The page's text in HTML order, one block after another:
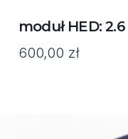
moduł HED:
600,00 zł